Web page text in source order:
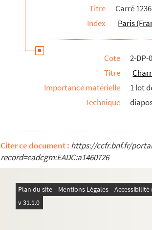
Titre
Carré 1236
Index
Paris
Cote
2-DP-
Titre
Importance matérielle
1 lot
Technique
Citer ce document : https://ccfr.bnf.fr/
record=eadcgm:EADC:a1460726
Plan du site Mentions Légales
v 31.1.0